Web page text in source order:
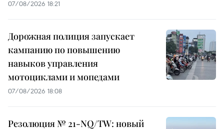
07/08/2026 18:21
Дорожная полиция запускает
кампанию по повышению
навыков управления
мотоциклами и мопедами
07/08/2026 18:08
Резолюция № 21-NQ/TW: новый